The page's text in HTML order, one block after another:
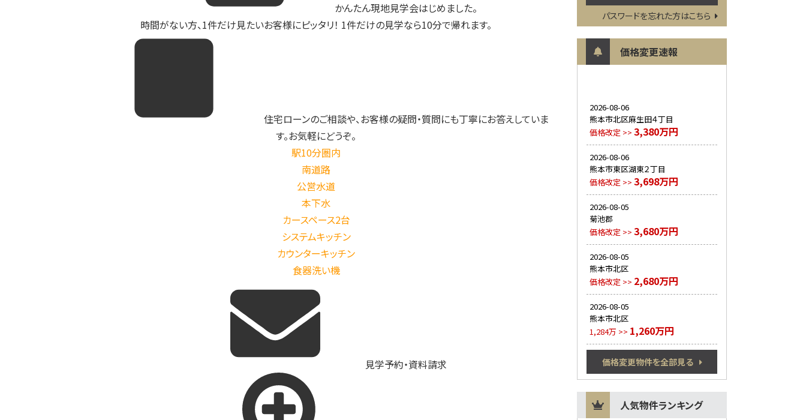
かんたん現地見学会はじめました。
時間がない方、1件だけ見たいお客様にピッタリ！ 1件だけの見学なら10分で帰れます。
住宅ローンのご相談や、お客様の疑問・質問にも丁寧にお答えしていま
す。お気軽にどうぞ。
駅10分圏内
南道路
公営水道
本下水
カースペース2台
システムキッチン
カウンターキッチン
食器洗い機
見学予約・資料請求
パスワードを忘れた方はこちら
価格変更速報
2026-08-06
熊本市北区麻生田４丁目
価格改定 >> 3,380万円
2026-08-06
熊本市東区湖東２丁目
価格改定 >> 3,698万円
2026-08-05
菊池郡
価格改定 >> 3,680万円
2026-08-05
熊本市北区
価格改定 >> 2,680万円
2026-08-05
熊本市北区
1,284万 >> 1,260万円
価格変更物件を全部見る
人気物件ランキング